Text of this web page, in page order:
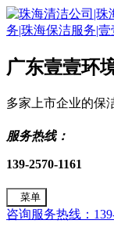
广东壹壹环
多家上市企业的保
服务热线：
139-2570-1161
菜单
咨询服务热线：